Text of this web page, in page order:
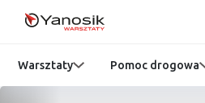
Warsztaty Pomoc drogowa